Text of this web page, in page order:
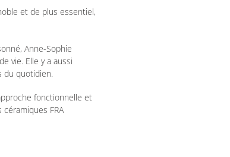
et de plus essentiel,
Anne-Sophie
vie. Elle y a aussi
du quotidien.
fonctionnelle et
FRA